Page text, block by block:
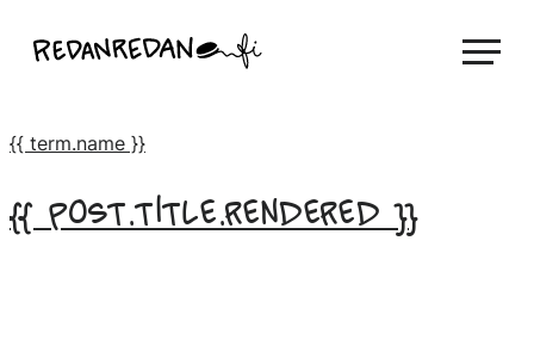
suoraan
Linda Saukko-Rauta, Redanredan Oy
piirrosvideoita
{{ term.name }}
{{ post.title.rendered }}